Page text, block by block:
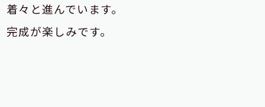
着々と進んでいます。
完成が楽しみです。